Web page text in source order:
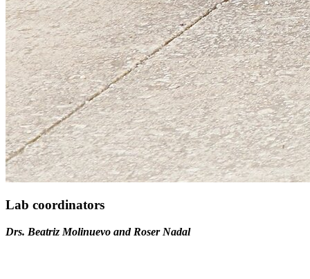
Lab coordinators
Drs. Beatriz Molinuevo and Roser Nadal